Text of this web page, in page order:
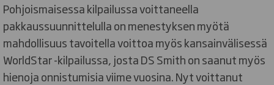
Pohjoismaisessa kilpailussa voittaneella
pakkaussuunnittelulla on menestyksen myötä
mahdollisuus tavoitella voittoa myös kansainvälisessä
WorldStar -kilpailussa, josta DS Smith on saanut myös
hienoja onnistumisia viime vuosina. Nyt voittanut